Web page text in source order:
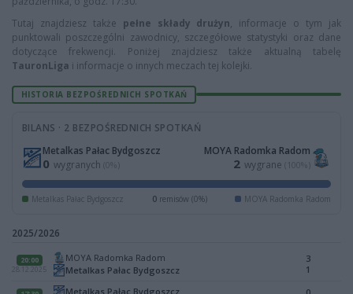
Tutaj znajdziesz także pełne składy drużyn, informacje o tym jak
punktowali poszczególni zawodnicy, szczegółowe statystyki oraz dane
dotyczące frekwencji. Poniżej znajdziesz także aktualną tabelę
TauronLiga i informacje o innych meczach tej kolejki.
HISTORIA BEZPOŚREDNICH SPOTKAŃ
BILANS · 2 BEZPOŚREDNICH SPOTKAŃ
Metalkas Pałac Bydgoszcz
0 wygranych (0%)
MOYA Radomka Radom
2 wygrane (100%)
Metalkas Pałac Bydgoszcz 0remisów (0%) MOYA Radomka Radom
2025/2026
20:00
MOYA Radomka Radom
Metalkas Pałac Bydgoszcz
3
1
Metalkas Pałac Bydgoszcz